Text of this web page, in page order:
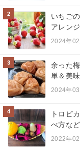
2
いちご
アレン
2024年02
3
余った
単＆美
2024年03
4
トロピ
べ方な
2022年02